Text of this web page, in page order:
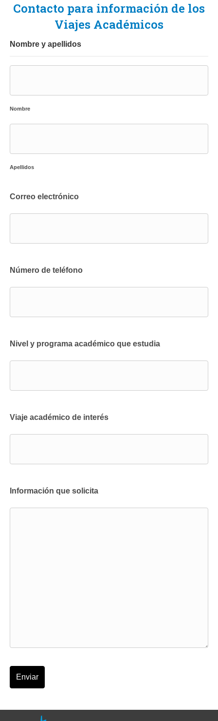
Contacto para información de los
Viajes Académicos
Nombre y apellidos
Nombre
Apellidos
Correo electrónico
Número de teléfono
Nivel y programa académico que estudia
Viaje académico de interés
Información que solicita